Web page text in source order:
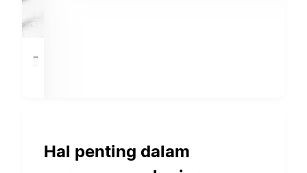
Hal penting dalam